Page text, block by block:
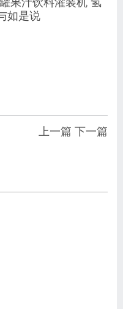
如是说
上一篇 下一篇